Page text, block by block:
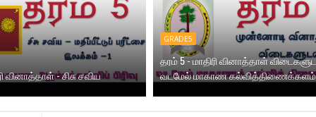
வினாத்தாள் - சிசு சவிய
GRADE5
தரம் 5 - மாதிரி வினாத்தாள்
வடமேல் மாகாண கல்வித்திணைக்களம்